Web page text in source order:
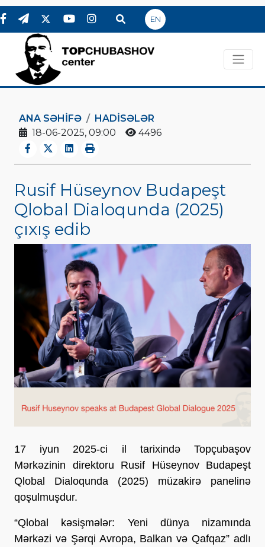
EN
ANA SƏHIFƏ
HADİSƏLƏR
18-06-2025, 09:00
4496
Rusif Hüseynov Budapeşt
Qlobal Dialoqunda (2025)
çıxış edib
17 iyun 2025-ci il tarixində Topçubaşov
Mərkəzinin direktoru Rusif Hüseynov Budapeşt
Qlobal Dialoqunda (2025) müzakirə panelinə
qoşulmuşdur.
“Qlobal kəsişmələr: Yeni dünya nizamında
Mərkəzi və Şərqi Avropa, Balkan və Qafqaz” adlı